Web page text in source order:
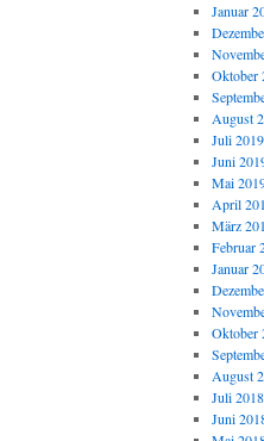
Januar
Oktober
August
Juli 2019
Juni
Mai
April
März
Februar
Januar
Oktober
August
Juli 2018
Juni